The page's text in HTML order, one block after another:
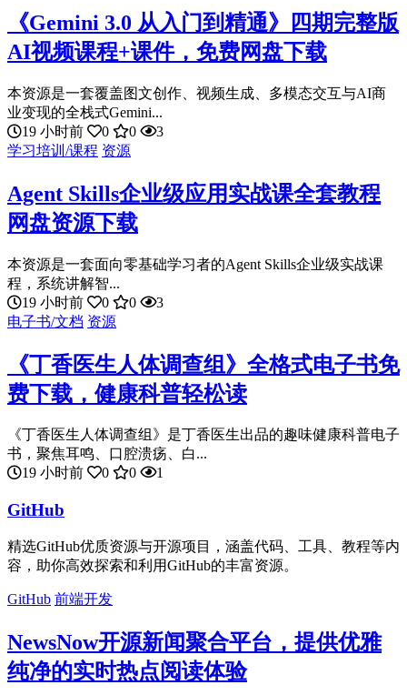
《Gemini 3.0 从入门到精通》四期完整版
AI视频课程+课件，免费网盘下载
本资源是一套覆盖图文创作、视频生成、多模态交互与AI商
业变现的全栈式Gemini...
19 小时前
0 0
3
学习培训/课程 资源
Agent Skills企业级应用实战课全套教程
网盘资源下载
本资源是一套面向零基础学习者的Agent Skills企业级实战课
程，系统讲解智...
19 小时前
0 0
3
电子书/文档 资源
《丁香医生人体调查组》全格式电子书免
费下载，健康科普轻松读
《丁香医生人体调查组》是丁香医生出品的趣味健康科普电子
书，聚焦耳鸣、口腔溃疡、白...
19 小时前
0 0 1
GitHub
精选GitHub优质资源与开源项目，涵盖代码、工具、教程等内
容，助你高效探索和利用GitHub的丰富资源。
GitHub 前端开发
NewsNow开源新闻聚合平台，提供优雅
纯净的实时热点阅读体验